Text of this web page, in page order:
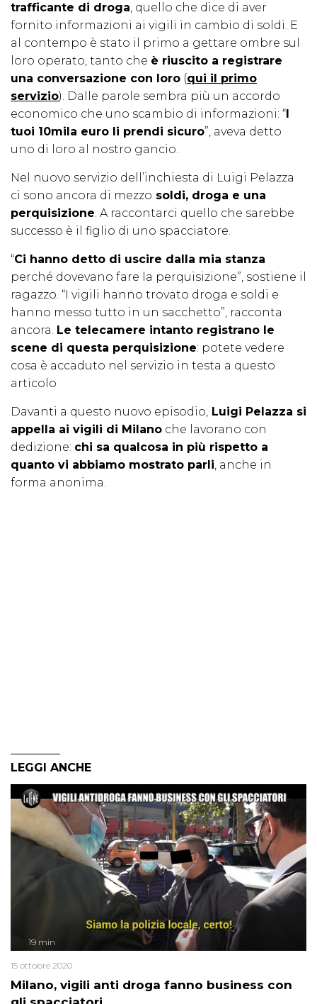
trafficante di droga, quello che dice di aver
fornito informazioni ai vigili in cambio di soldi. E
al contempo è stato il primo a gettare ombre sul
loro operato, tanto che è riuscito a registrare
una conversazione con loro (qui il primo
servizio). Dalle parole sembra più un accordo
economico che uno scambio di informazioni: “
tuoi 10mila euro li prendi sicuro”, aveva detto
uno di loro al nostro gancio.
Nel nuovo servizio dell’inchiesta di Luigi Pelazza
ci sono ancora di mezzo soldi, droga e una
perquisizione. A raccontarci quello che sarebbe
successo è il figlio di uno spacciatore.
“Ci hanno detto di uscire dalla mia stanza
perché dovevano fare la perquisizione”, sostiene il
ragazzo. “I vigili hanno trovato droga e soldi e
hanno messo tutto in un sacchetto”, racconta
ancora. Le telecamere intanto registrano le
scene di questa perquisizione: potete vedere
cosa è accaduto nel servizio in testa a questo
articolo
Davanti a questo nuovo episodio, Luigi Pelazza si
appella ai vigili di Milano che lavorano con
dedizione: chi sa qualcosa in più rispetto a
quanto vi abbiamo mostrato parli, anche in
forma anonima.
LEGGI ANCHE
Milano, vigili anti droga fanno business con
19 min
15 ottobre 2020